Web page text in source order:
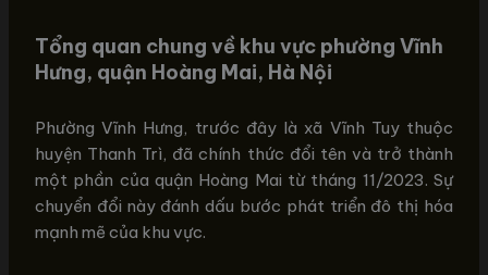
Tổng quan chung về khu vực phường Vĩnh
Hưng, quận Hoàng Mai, Hà Nội
Phường Vĩnh Hưng, trước đây là xã Vĩnh Tuy thuộc
huyện Thanh Trì, đã chính thức đổi tên và trở thành
một phần của quận Hoàng Mai từ tháng 11/2023. Sự
chuyển đổi này đánh dấu bước phát triển đô thị hóa
mạnh mẽ của khu vực.